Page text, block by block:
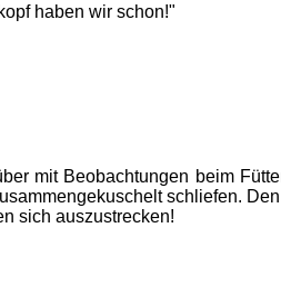
haben wir schon!"
mit Beobachtungen beim
schliefen.
sich auszustrecken!